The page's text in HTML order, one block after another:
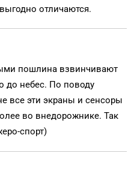
отличаются.
пошлина взвинчивают
до небес. По поводу
все эти экраны и сенсоры
во внедорожнике. Так
спорт)